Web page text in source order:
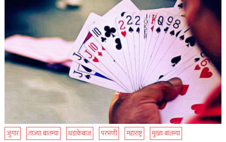
जुगार ताज्या बातम्या धडाकेबाज परभणी महाराष्ट्र मुख्य बातम्या